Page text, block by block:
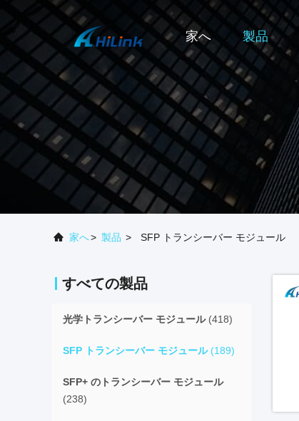
家へ 製品
家へ> 製品 > SFP トランシーバー モジュール
すべての製品
光学トランシーバー モジュール(418)
SFP トランシーバー モジュール(189)
SFP+ のトランシーバー モジュール
(238)